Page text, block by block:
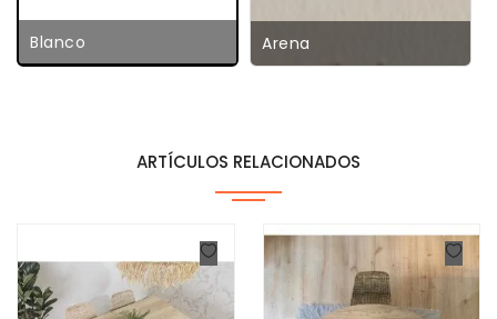
Blanco Arena
ARTÍCULOS RELACIONADOS